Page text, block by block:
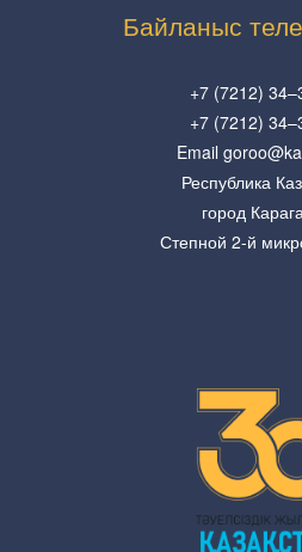
Байланыс
+7 (7212)
+7 (7212)
Email
Республика
город
Степной 2-й